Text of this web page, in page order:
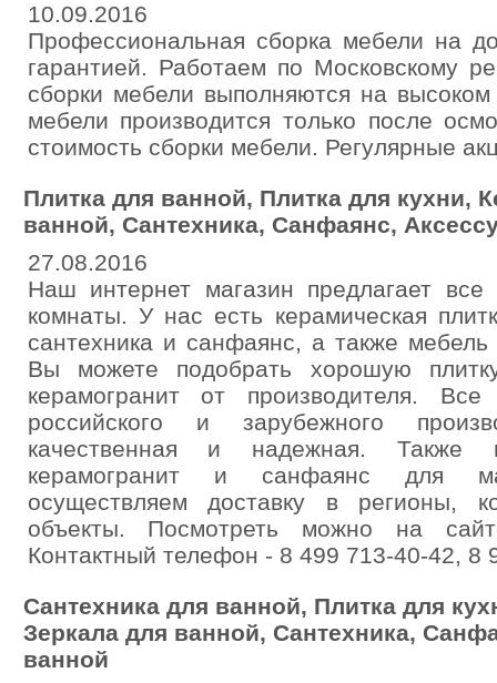
10.09.2016
Профессиональная сборка мебели на
гарантией. Работаем по Московскому
сборки мебели выполняются на
мебели производится только после
стоимость сборки мебели. Регулярные
Плитка для ванной, Плитка для кухни,
ванной, Сантехника, Санфаянс,
27.08.2016
Наш интернет магазин предлагает все
комнаты. У нас есть керамическая
сантехника и санфаянс, а также
Вы можете подобрать хорошую
керамогранит от производителя.
российского и зарубежного
качественная и надежная. Также
керамогранит и санфаянс для
осуществляем доставку в регионы,
объекты. Посмотреть можно на
Контактный телефон - 8 499 713-40-42, 8
Сантехника для ванной, Плитка для
Зеркала для ванной, Сантехника,
ванной